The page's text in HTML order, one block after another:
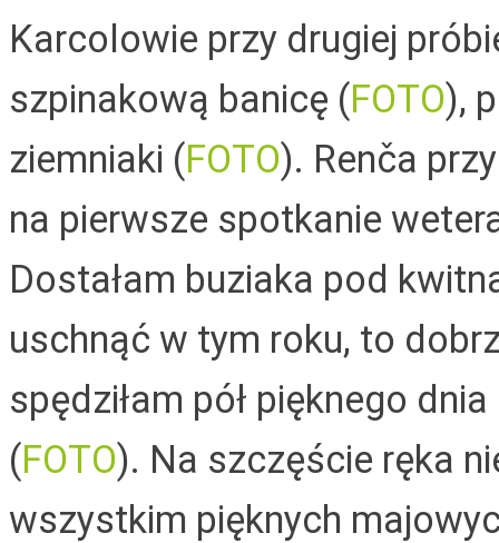
Karcolowie przy drugiej
szpinakową banicę (FOTO),
ziemniaki (FOTO). Renča
na pierwsze spotkanie
Dostałam buziaka pod
uschnąć w tym roku, to
spędziłam pół pięknego
(FOTO). Na szczęście ręka
wszystkim pięknych